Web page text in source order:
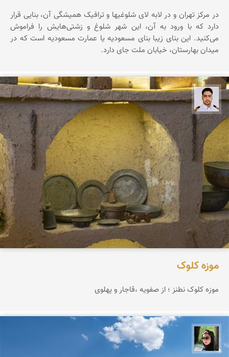
در مرکز تهران و در لابه لای شلوغیها و ترافیک همیشگی آن، بنایی قرار
دارد که با ورود به آن، این شهر شلوغ و زشتی‌هایش را فراموش
می‌کنید. این بنای زیبا بنای مسعودیه یا عمارت مسعودیه است که در
میدان بهارستان، خیابان ملت جای دارد.
سعید جواهری
موزه کلوک
موزه کلوک نطنز ؛ از صفویه ،قاجار و پهلوی
سپیده اصلان